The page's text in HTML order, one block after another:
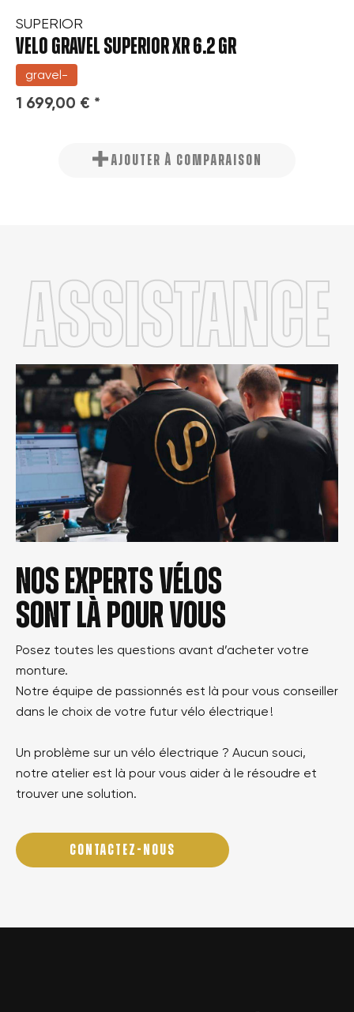
SUPERIOR
VELO GRAVEL SUPERIOR XR 6.2 GR
gravel-
1 699,00 € *
AJOUTER À COMPARAISON
Assistance
Nos experts vélos
sont là pour vous
Posez toutes les questions avant d’acheter votre
monture.
Notre équipe de passionnés est là pour vous conseiller
dans le choix de votre futur vélo électrique !
Un problème sur un vélo électrique ? Aucun souci,
notre atelier est là pour vous aider à le résoudre et
trouver une solution.
CONTACTEZ-NOUS